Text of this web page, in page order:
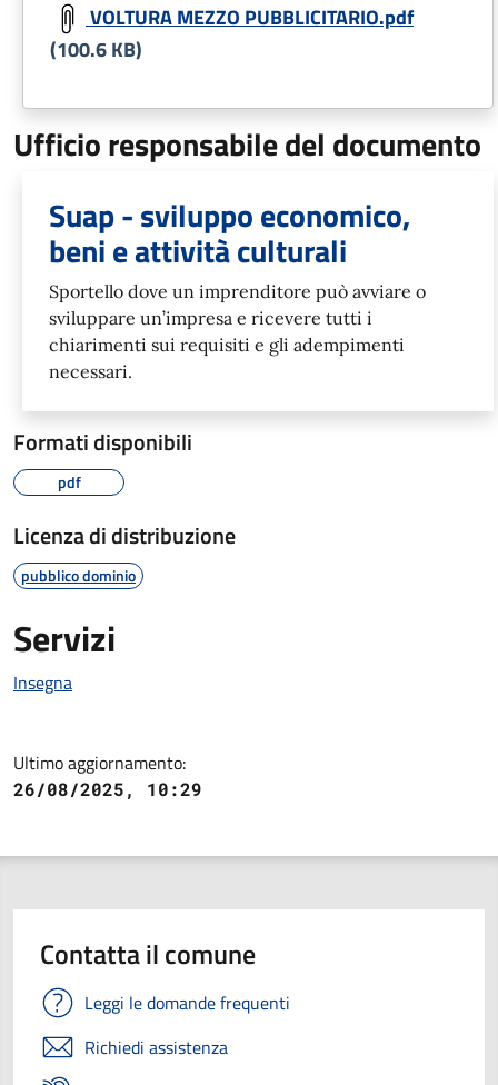
VOLTURA MEZZO PUBBLICITARIO.pdf
(100.6 KB)
Ufficio responsabile del documento
Suap - sviluppo economico,
beni e attività culturali
Sportello dove un imprenditore può avviare o
sviluppare un’impresa e ricevere tutti i
chiarimenti sui requisiti e gli adempimenti
necessari.
Formati disponibili
pdf
Licenza di distribuzione
pubblico dominio
Servizi
Insegna
Ultimo aggiornamento:
26/08/2025, 10:29
Contatta il comune
Leggi le domande frequenti
Richiedi assistenza